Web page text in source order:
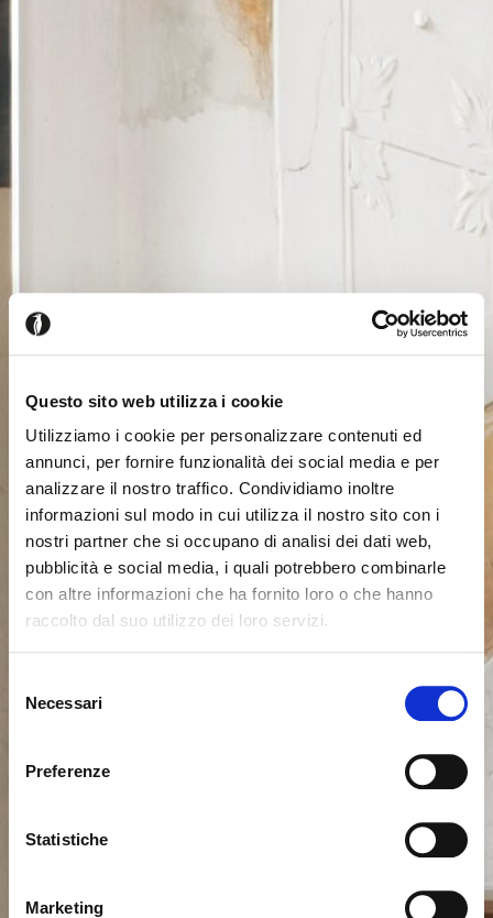
Questo sito web utilizza i cookie
Utilizziamo i cookie per personalizzare contenuti ed
annunci, per fornire funzionalità dei social media e per
analizzare il nostro traffico. Condividiamo inoltre
informazioni sul modo in cui utilizza il nostro sito con i
nostri partner che si occupano di analisi dei dati web,
pubblicità e social media, i quali potrebbero combinarle
con altre informazioni che ha fornito loro o che hanno
raccolto dal suo utilizzo dei loro servizi.
delNecessari
Preferenze
Statistiche
Marketing
depuis un autre pays
Vous consultez actuellement le site Calligaris pour
France. Souhaitez-vous passer au site en États-Unis ?
Erreur de Connexion Fermer
pas que le mot de passe est sensible à la casse.